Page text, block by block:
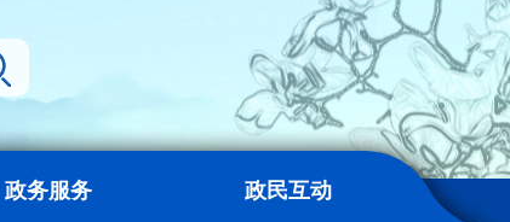
政务服务 政民互动